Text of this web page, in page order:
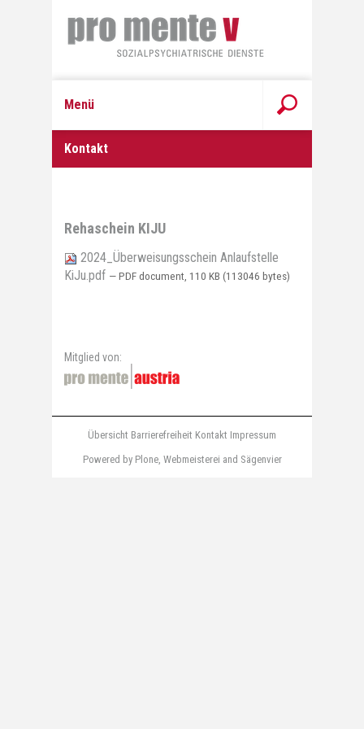
Menü
Kontakt
Rehaschein KIJU
2024_Überweisungsschein Anlaufstelle
KiJu.pdf — PDF document, 110 KB (113046 bytes)
Mitglied von:
Übersicht Barrierefreiheit Kontakt Impressum
Powered by Plone, Webmeisterei and Sägenvier